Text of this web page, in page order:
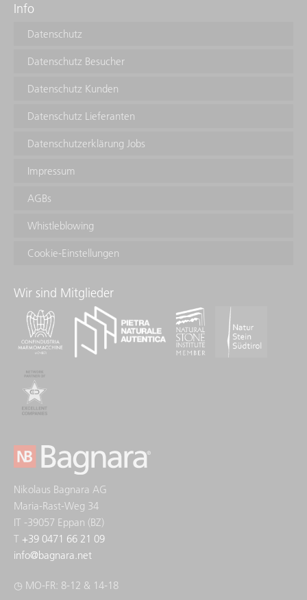
Info
Datenschutz
Datenschutz Besucher
Datenschutz Kunden
Datenschutz Lieferanten
Datenschutzerklärung Jobs
Impressum
AGBs
Whistleblowing
Cookie-Einstellungen
Wir sind Mitglieder
Nikolaus Bagnara AG
Maria-Rast-Weg 34
IT -39057 Eppan (BZ)
T +39 0471 66 21 09
info@bagnara.net
◷ MO-FR: 8-12 & 14-18